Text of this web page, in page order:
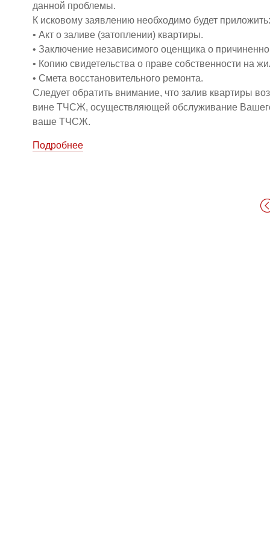
данной проблемы.
К исковому заявлению необходимо будет приложить:
• Акт о заливе (затоплении) квартиры.
• Заключение независимого оценщика о
• Копию свидетельства о праве собственности на
• Смета восстановительного ремонта.
Следует обратить внимание, что залив квартиры
вине ТЧСЖ, осуществляющей обслуживание Вашего
ваше ТЧСЖ.
Подробнее